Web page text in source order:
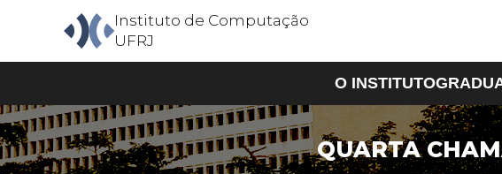
Instituto de Computação
UFRJ
O INSTITUTO
O Instituto
Ciência
Iniciação
QUARTA